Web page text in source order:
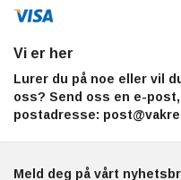
Vi er her
Lurer du på noe eller vil
oss? Send oss en e-
postadresse:
Meld deg på vårt